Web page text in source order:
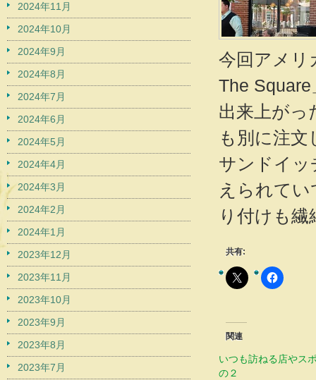
今回アメリ
The
出来上がっ
も別に注
サンドイ
えられて
り付けも
共有:
関連
いつも訪ねる店やス
の２
2024年11月
2024年10月
2024年9月
2024年8月
2024年7月
2024年6月
2024年5月
2024年4月
2024年3月
2024年2月
2024年1月
2023年12月
2023年11月
2023年10月
2023年9月
2023年8月
2023年7月